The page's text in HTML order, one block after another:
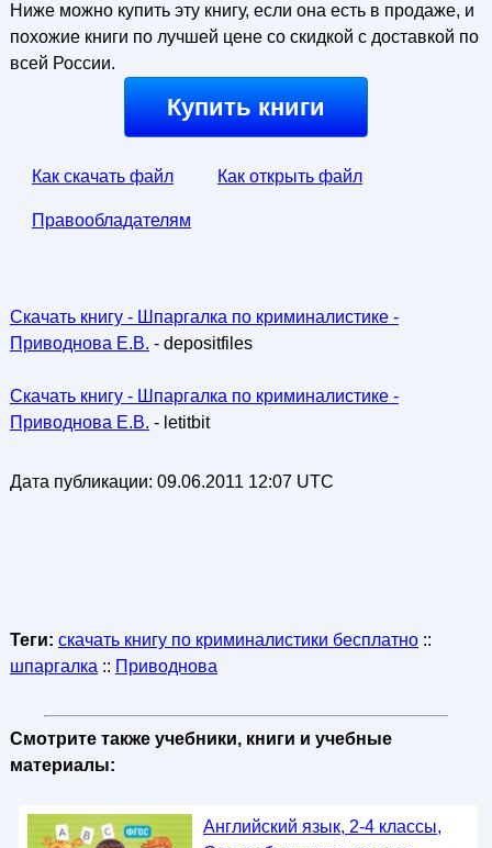
Ниже можно купить эту книгу, если она есть в продаже, и
похожие книги по лучшей цене со скидкой с доставкой по
всей России.
Купить книги
Как скачать файл Как открыть файл
Правообладателям
Скачать книгу - Шпаргалка по криминалистике -
Приводнова Е.В. - depositfiles
Скачать книгу - Шпаргалка по криминалистике -
Приводнова Е.В. - letitbit
Дата публикации: 09.06.2011 12:07 UTC
Теги: скачать книгу по криминалистики бесплатно::
шпаргалка :: Приводнова
Смотрите также учебники, книги и учебные
материалы:
Английский язык, 2-4 классы,